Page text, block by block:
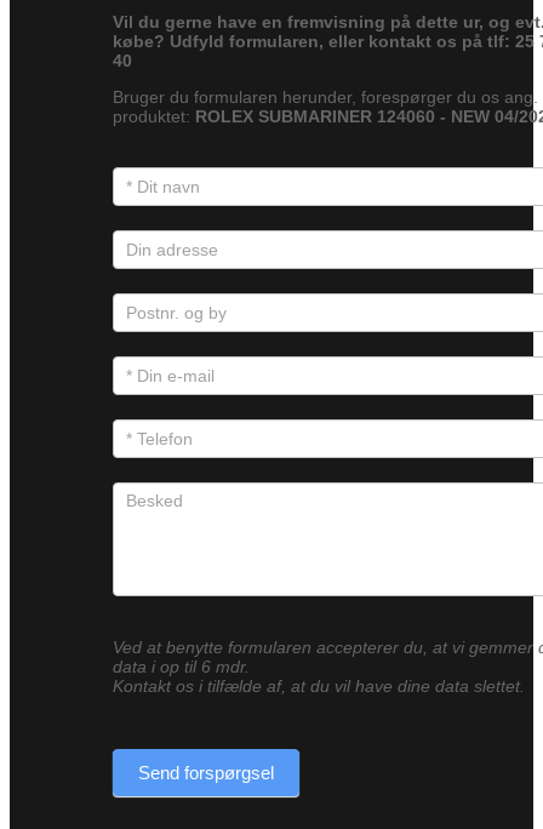
Vil du gerne have en fremvisning på dette ur, og
købe? Udfyld formularen, eller kontakt os på tlf: 25
40
Bruger du formularen herunder, forespørger du os ang.
produktet: ROLEX SUBMARINER 124060 - NEW 04/
Ved at benytte formularen accepterer du, at vi gemmer
data i op til 6 mdr.
Kontakt os i tilfælde af, at du vil have dine data slettet.
Send forspørgsel